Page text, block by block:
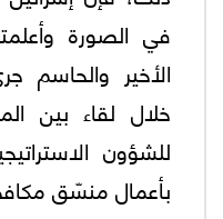
في الصورة
الأخير والحاسم
خلال لقاء بين
للشؤون
بأعمال منسّق